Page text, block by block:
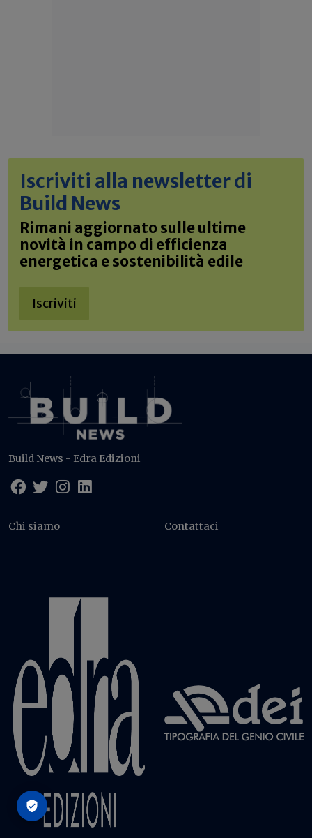
Iscriviti alla newsletter di
Build News
Rimani aggiornato sulle ultime
novità in campo di efficienza
energetica e sostenibilità edile
Iscriviti
Build News - Edra Edizioni
Chi siamo Contattaci